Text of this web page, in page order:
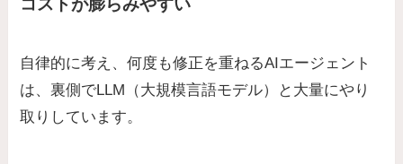
コストが膨らみやすい
自律的に考え、何度も修正を重ねるAIエージェント
は、裏側でLLM（大規模言語モデル）と大量にやり
取りしています。